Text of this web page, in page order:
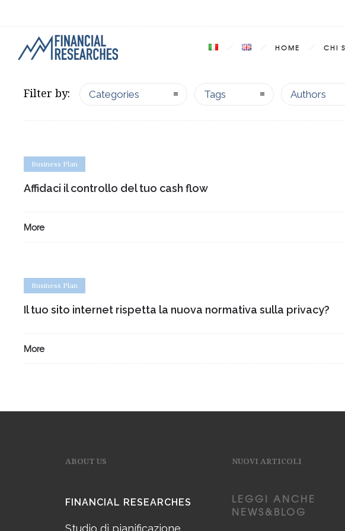
HOME CHI
Filter by: Categories Tags Authors
Business Plan
Affidaci il controllo del tuo cash flow
More
Business Plan
Il tuo sito internet rispetta la nuova normativa sulla privacy?
More
ABOUT US
FINANCIAL RESEARCHES
Studio di pianificazione
NUOVI ARTICOLI
LEGGI ANCHE
NEWS&BLOG